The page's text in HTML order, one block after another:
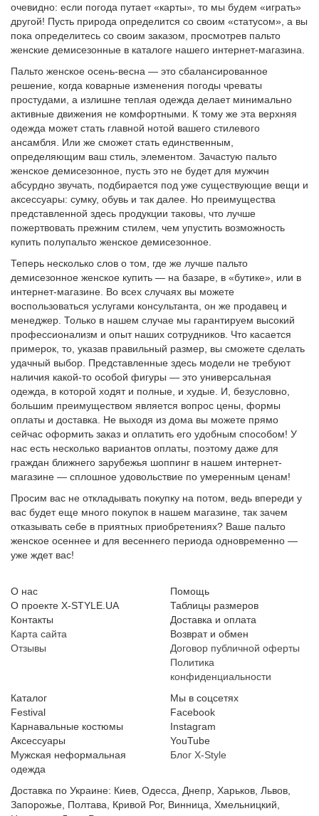
очевидно: если погода путает «карты», то мы будем «играть»
другой! Пусть природа определится со своим «статусом», а вы
пока определитесь со своим заказом, просмотрев пальто
женские демисезонные в каталоге нашего интернет-магазина.
Пальто женское осень-весна — это сбалансированное
решение, когда коварные изменения погоды чреваты
простудами, а излишне теплая одежда делает минимально
активные движения не комфортными. К тому же эта верхняя
одежда может стать главной нотой вашего стилевого
ансамбля. Или же сможет стать единственным,
определяющим ваш стиль, элементом. Зачастую пальто
женское демисезонное, пусть это не будет для мужчин
абсурдно звучать, подбирается под уже существующие вещи и
аксессуары: сумку, обувь и так далее. Но преимущества
представленной здесь продукции таковы, что лучше
пожертвовать прежним стилем, чем упустить возможность
купить полупальто женское демисезонное.
Теперь несколько слов о том, где же лучше пальто
демисезонное женское купить — на базаре, в «бутике», или в
интернет-магазине. Во всех случаях вы можете
воспользоваться услугами консультанта, он же продавец и
менеджер. Только в нашем случае мы гарантируем высокий
профессионализм и опыт наших сотрудников. Что касается
примерок, то, указав правильный размер, вы сможете сделать
удачный выбор. Представленные здесь модели не требуют
наличия какой-то особой фигуры — это универсальная
одежда, в которой ходят и полные, и худые. И, безусловно,
большим преимуществом является вопрос цены, формы
оплаты и доставка. Не выходя из дома вы можете прямо
сейчас оформить заказ и оплатить его удобным способом! У
нас есть несколько вариантов оплаты, поэтому даже для
граждан ближнего зарубежья шоппинг в нашем интернет-
магазине — сплошное удовольствие по умеренным ценам!
Просим вас не откладывать покупку на потом, ведь впереди у
вас будет еще много покупок в нашем магазине, так зачем
отказывать себе в приятных приобретениях? Ваше пальто
женское осеннее и для весеннего периода одновременно —
уже ждет вас!
О нас
О проекте X-STYLE.UA
Контакты
Карта сайта
Отзывы
Помощь
Таблицы размеров
Доставка и оплата
Возврат и обмен
Договор публичной оферты
Политика
конфиденциальности
Каталог
Festival
Карнавальные костюмы
Аксессуары
Мужская неформальная
одежда
Мы в соцсетях
Facebook
Instagram
YouTube
Блог X-Style
Доставка по Украине: Киев, Одесса, Днепр, Харьков, Львов,
Запорожье, Полтава, Кривой Рог, Винница, Хмельницкий,